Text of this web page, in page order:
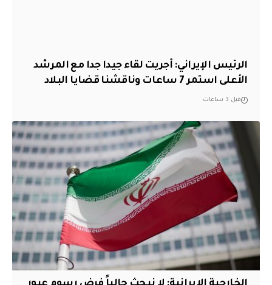
الرئيس الإيراني: أجريت لقاء جيدا جدا مع المرشد
الأعلى استمر 7 ساعات وناقشنا قضايا البلاد
قبل 3 ساعات